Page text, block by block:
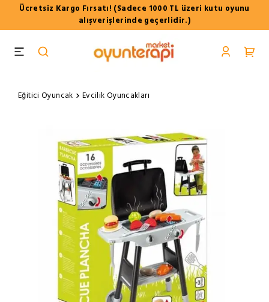
Ücretsiz Kargo Fırsatı! (Sadece 1000 TL üzeri kutu oyunu
alışverişlerinde geçerlidir.)
Eğitici Oyuncak Evcilik Oyuncakları